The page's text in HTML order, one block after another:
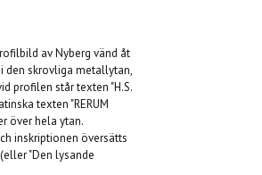
av Nyberg vänd åt
den skrovliga metallytan,
profilen står texten "H.S.
texten "RERUM
över hela ytan.
inskriptionen översätts
"Den lysande